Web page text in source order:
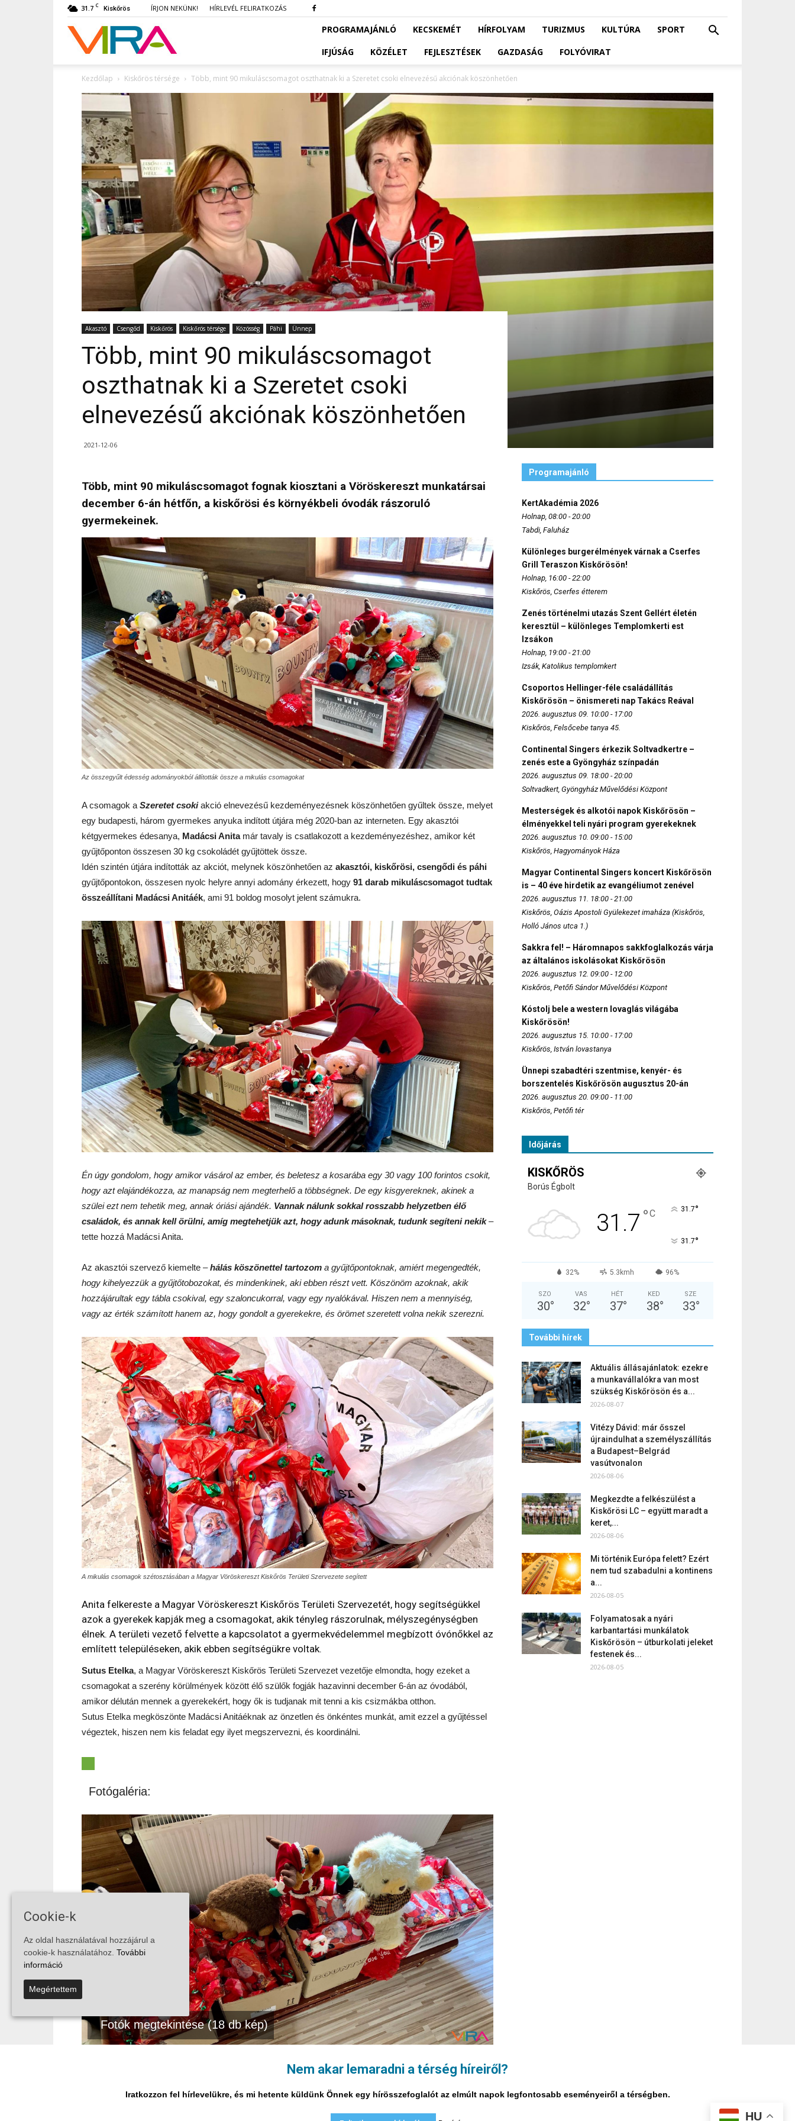
Nem akar lemaradni a térség híreiről?
Iratkozzon fel hírlevelükre, és mi hetente küldünk Önnek egy hírösszefoglalót az elmúlt napok legfontosabb eseményeiről a térségben.
31.7 C Kiskőrös ÍRJON NEKÜNK! HÍRLEVÉL FELIRATKOZÁS
VIRA PROGRAMAJÁNLÓ KECSKEMÉT HÍRFOLYAM TURIZMUS KULTÚRA
SPORT
IFJÚSÁG
KÖZÉLET FEJLESZTÉSEK GAZDASÁG FOLYÓVIRAT
Kezdőlap Kiskőrös térsége Több, mint 90 mikuláscsomagot oszthatnak ki a Szeretet csoki elnevezésű akciónak köszönhetően
Akasztó Csengőd Kiskőrös Kiskőrös térsége Közösség Páhi Ünnep
Több, mint 90 mikuláscsomagot
oszthatnak ki a Szeretet csoki
elnevezésű akciónak köszönhetően
2021-12-06
Több, mint 90 mikuláscsomagot fognak kiosztani a Vöröskereszt munkatársai
december 6-án hétfőn, a kiskőrösi és környékbeli óvodák rászoruló
gyermekeinek.
Az összegyűlt édesség adományokból állították össze a mikulás csomagokat
A csomagok a Szeretet csokiakció elnevezésű kezdeményezésnek köszönhetően gyűltek össze, melyet
egy budapesti, három gyermekes anyuka indított útjára még 2020-ban az interneten. Egy akasztói
kétgyermekes édesanya, Madácsi Anitamár tavaly is csatlakozott a kezdeményezéshez, amikor két
gyűjtőponton összesen 30 kg csokoládét gyűjtöttek össze.
Idén szintén útjára indították az akciót, melynek köszönhetően az akasztói, kiskőrösi, csengődi és páhi
gyűjtőpontokon, összesen nyolc helyre annyi adomány érkezett, hogy 91 darab mikuláscsomagot tudtak
összeállítani Madácsi Anitáék, ami 91 boldog mosolyt jelent számukra.
Én úgy gondolom, hogy amikor vásárol az ember, és beletesz a kosarába egy 30 vagy 100 forintos csokit,
hogy azt elajándékozza, az manapság nem megterhelő a többségnek. De egy kisgyereknek, akinek a
szülei ezt nem tehetik meg, annak óriási ajándék. Vannak nálunk sokkal rosszabb helyzetben élő
családok, és annak kell örülni, amíg megtehetjük azt, hogy adunk másoknak, tudunk segíteni nekik–
tette hozzá Madácsi Anita.
Az akasztói szervező kiemelte –hálás köszönettel tartozom a gyűjtőpontoknak, amiért megengedték,
hogy kihelyezzük a gyűjtőtobozokat, és mindenkinek, aki ebben részt vett. Köszönöm azoknak, akik
hozzájárultak egy tábla csokival, egy szaloncukorral, vagy egy nyalókával. Hiszen nem a mennyiség,
vagy az érték számított hanem az, hogy gondolt a gyerekekre, és örömet szeretett volna nekik szerezni.
A mikulás csomagok szétosztásában a Magyar Vöröskereszt Kiskőrös Területi Szervezete segített
Anita felkereste a Magyar Vöröskereszt Kiskőrös Területi Szervezetét, hogy segítségükkel
azok a gyerekek kapják meg a csomagokat, akik tényleg rászorulnak, mélyszegénységben
élnek. A területi vezető felvette a kapcsolatot a gyermekvédelemmel megbízott óvónőkkel az
említett településeken, akik ebben segítségükre voltak.
Sutus Etelka, a Magyar Vöröskereszt Kiskőrös Területi Szervezet vezetője elmondta, hogy ezeket a
csomagokat a szerény körülmények között élő szülők fogják hazavinni december 6-án az óvodából,
amikor délután mennek a gyerekekért, hogy ők is tudjanak mit tenni a kis csizmákba otthon.
Sutus Etelka megköszönte Madácsi Anitáéknak az önzetlen és önkéntes munkát, amit ezzel a gyűjtéssel
végeztek, hiszen nem kis feladat egy ilyet megszervezni, és koordinálni.
Fotógaléria:
Fotók megtekintése (18 db kép)
Programajánló
KertAkadémia 2026
Holnap, 08:00 - 20:00
Tabdi, Faluház
Különleges burgerélmények várnak a Cserfes
Grill Teraszon Kiskőrösön!
Holnap, 16:00 - 22:00
Kiskőrös, Cserfes étterem
Zenés történelmi utazás Szent Gellért életén
keresztül – különleges Templomkerti est
Izsákon
Holnap, 19:00 - 21:00
Izsák, Katolikus templomkert
Csoportos Hellinger-féle családállítás
Kiskőrösön – önismereti nap Takács Reával
2026. augusztus 09. 10:00 - 17:00
Kiskőrös, Felsőcebe tanya 45.
Continental Singers érkezik Soltvadkertre –
zenés este a Gyöngyház színpadán
2026. augusztus 09. 18:00 - 20:00
Soltvadkert, Gyöngyház Művelődési Központ
Mesterségek és alkotói napok Kiskőrösön –
élményekkel teli nyári program gyerekeknek
2026. augusztus 10. 09:00 - 15:00
Kiskőrös, Hagyományok Háza
Magyar Continental Singers koncert Kiskőrösön
is – 40 éve hirdetik az evangéliumot zenével
2026. augusztus 11. 18:00 - 21:00
Kiskőrös, Oázis Apostoli Gyülekezet imaháza (Kiskőrös,
Holló János utca 1.)
Sakkra fel! – Háromnapos sakkfoglalkozás várja
az általános iskolásokat Kiskőrösön
2026. augusztus 12. 09:00 - 12:00
Kiskőrös, Petőfi Sándor Művelődési Központ
Kóstolj bele a western lovaglás világába
Kiskőrösön!
2026. augusztus 15. 10:00 - 17:00
Kiskőrös, István lovastanya
Ünnepi szabadtéri szentmise, kenyér- és
borszentelés Kiskőrösön augusztus 20-án
2026. augusztus 20. 09:00 - 11:00
Kiskőrös, Petőfi tér
Időjárás
KISKŐRÖS
Borús Égbolt
31.7 °C 31.7°
31.7°
32% 5.3kmh 96%
SZO
30°
VAS
32°
HÉT
37°
KED
38°
SZE
33°
További hírek
Aktuális állásajánlatok: ezekre
a munkavállalókra van most
szükség Kiskőrösön és a...
2026-08-07
Vitézy Dávid: már ősszel
újraindulhat a személyszállítás
a Budapest–Belgrád
vasútvonalon
2026-08-06
Megkezdte a felkészülést a
Kiskőrösi LC – együtt maradt a
keret,...
2026-08-06
Mi történik Európa felett? Ezért
nem tud szabadulni a kontinens
a...
2026-08-05
Folyamatosak a nyári
karbantartási munkálatok
Kiskőrösön – útburkolati jeleket
festenek és...
2026-08-05
HU
Cookie-k
Az oldal használatával hozzájárul a
cookie-k használatához. További
információ
Megértettem